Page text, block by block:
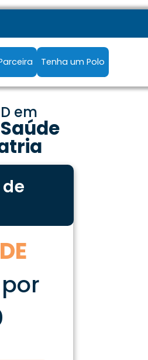
Tenha um Polo
em